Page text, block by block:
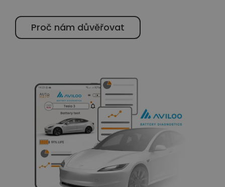
Proč nám důvěřovat